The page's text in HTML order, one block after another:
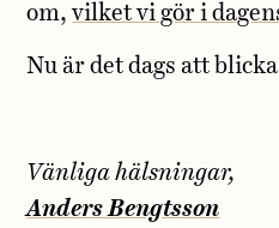
om,vilket vi gör i
Nu är det dags att
Vänliga hälsningar,
Anders Bengtsson